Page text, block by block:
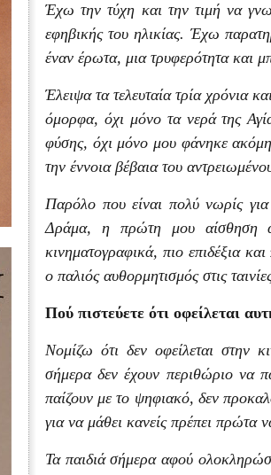
Έχω την τύχη και την τιμή να
εφηβικής του ηλικίας. Έχω
έναν έρωτα, μια τρυφερότητα και
Έλειψα τα τελευταία τρία χρόνια
όμορφα, όχι μόνο τα νερά της
φύσης, όχι μόνο μου φάνηκε
την έννοια βέβαια του
Παρόλο που είναι πολύ νωρίς
Δράμα, η πρώτη μου αίσθηση
κινηματογραφικά, πιο επιδέξια
ο παλιός αυθορμητισμός στις
Πού πιστεύετε ότι οφείλεται
Νομίζω ότι δεν οφείλεται στην
σήμερα δεν έχουν περιθώριο να
παίζουν με το ψηφιακό, δεν
για να μάθει κανείς πρέπει πρώτα
Τα παιδιά σήμερα αφού